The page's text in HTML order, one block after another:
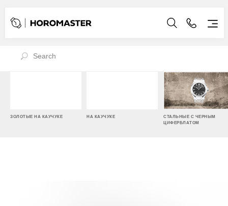
ЗОЛОТЫЕ НА КАУЧУКЕ НА КАУЧУКЕ
СТАЛЬНЫЕ С ЧЕРНЫМ
ЦИФЕРБЛАТОМ